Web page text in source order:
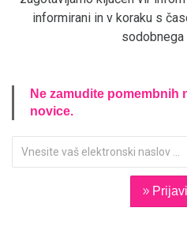
informirani in v koraku s
sodobnega
Ne zamudite pomembnih
novice.